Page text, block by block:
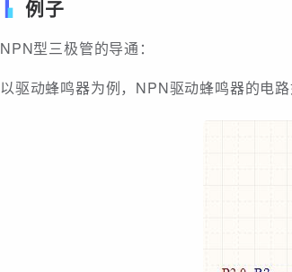
例子
NPN型三极管的导通：
以驱动蜂鸣器为例，NPN驱动蜂鸣器的电路